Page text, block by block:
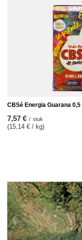
CBSé Energia Guarana 0,5
7,57 € / stuk
(15,14 € / kg)